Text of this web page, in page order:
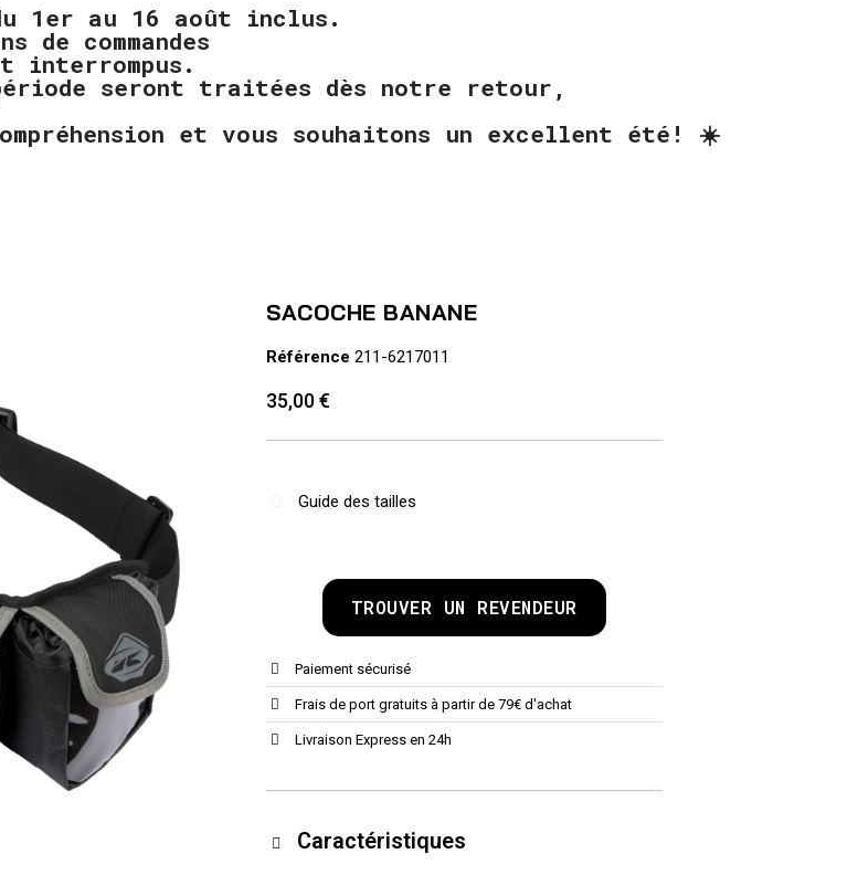
1er au 16 août inclus.
commandes
interrompus.
période seront traitées dès notre retour,
et vous souhaitons un excellent été! ☀️
SACOCHE BANANE
Référence 211-6217011
35,00 €
Guide des tailles
TROUVER UN REVENDEUR
Paiement sécurisé
Frais de port gratuits à partir de 79€ d'achat
Livraison Express en 24h
Caractéristiques